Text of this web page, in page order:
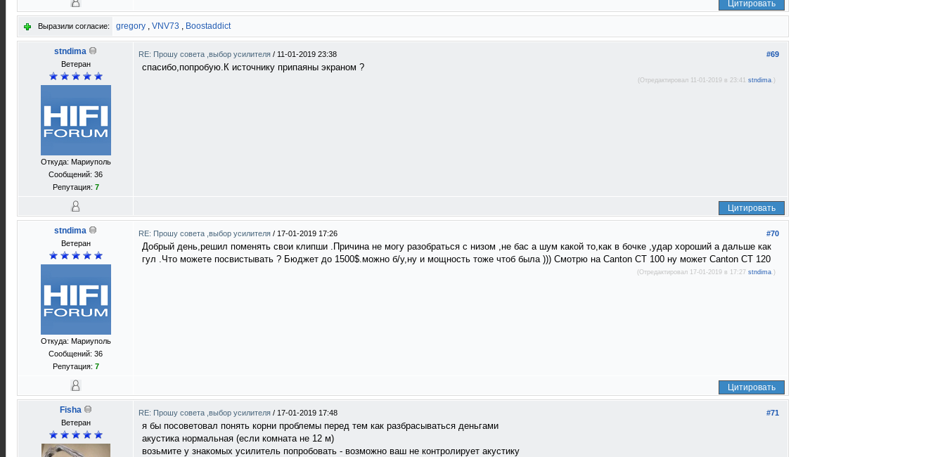
Цитировать
Выразили согласие: gregory , VNV73 , Boostaddict
stndima
Ветеран
Откуда: Мариуполь
Сообщений: 36
Репутация: 7
#69
RE: Прошу совета ,выбор усилителя / 11-01-2019 23:38
спасибо,попробую.К источнику припаяны экраном ?
(Отредактировал 11-01-2019 в 23:41 stndima.)
Цитировать
stndima
Ветеран
Откуда: Мариуполь
Сообщений: 36
Репутация: 7
#70
RE: Прошу совета ,выбор усилителя / 17-01-2019 17:26
Добрый день,решил поменять свои клипши .Причина не могу разобраться с низом ,не бас а шум какой то,как в бочке ,удар хороший а дальше как
гул .Что можете посвистывать ? Бюджет до 1500$.можно б/у,ну и мощность тоже чтоб была ))) Смотрю на Canton CT 100 ну может Canton CT 120
(Отредактировал 17-01-2019 в 17:27 stndima.)
Цитировать
Fisha
Ветеран
#71
RE: Прошу совета ,выбор усилителя / 17-01-2019 17:48
я бы посоветовал понять корни проблемы перед тем как разбрасываться деньгами
акустика нормальная (если комната не 12 м)
возьмите у знакомых усилитель попробовать - возможно ваш не контролирует акустику